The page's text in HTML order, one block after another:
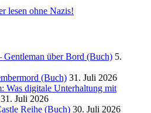
über Bord (Buch) 5.
(Buch) 31. Juli 2026
Was digitale Unterhaltung mit
31. Juli 2026
Reihe (Buch) 30. Juli 2026